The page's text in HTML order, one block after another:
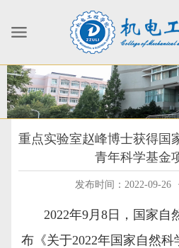
重点实验室赵峰博士获得国
青年科学基金
发布时间：2022-09-26
2022年9 月 8日，国家自
布《关于2022年国家自然科